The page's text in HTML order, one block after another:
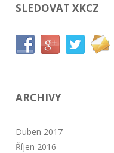
SLEDOVAT XKCZ
ARCHIVY
Duben 2017
Říjen 2016